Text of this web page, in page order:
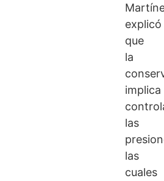
explicó
que
la
implica
las
las
cuales